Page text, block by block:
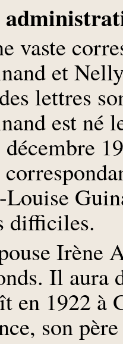
vaste
et
lettres
est né
décembre
difficiles.
Irène
Il aura
en 1922 à
son